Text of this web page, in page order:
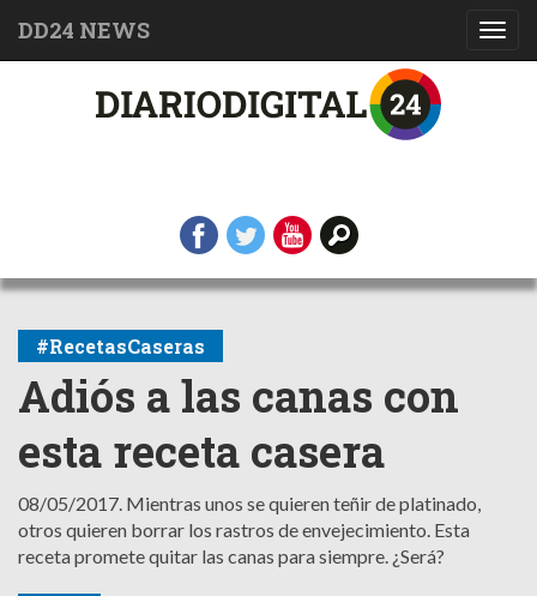
DD24 NEWS
#RecetasCaseras
Adiós a las canas con
esta receta casera
08/05/2017. Mientras unos se quieren teñir de platinado,
otros quieren borrar los rastros de envejecimiento. Esta
receta promete quitar las canas para siempre. ¿Será?